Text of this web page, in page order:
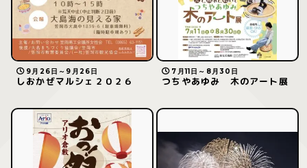
9月26日～9月26日
しおかぜマルシェ２０２６
7月11日～8月30日
つちやあゆみ 木のアート展